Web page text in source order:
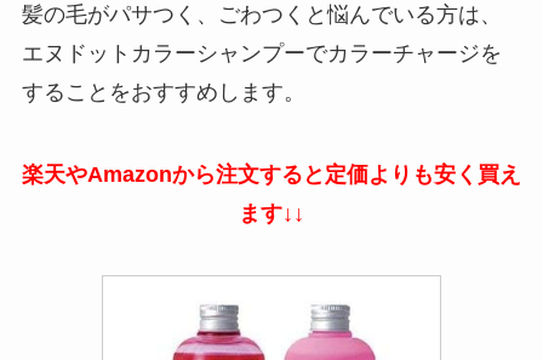
髪の毛がパサつく、ごわつくと悩んでいる方は、
エヌドットカラーシャンプーでカラーチャージを
することをおすすめします。
楽天やAmazonから注文すると定価よりも安く買え
ます↓↓